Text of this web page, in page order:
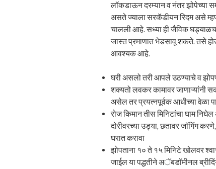
लॉकडाऊन दरम्यान व नंतर झोपेच्या
असते ज्याला सरकॅडीयन रिदम असे
चालली आहे. सध्या ही जैविक
जास्त प्रमाणात भेडसावू शकते. तसे
आवश्यक आहे.
घरी असलो तरी आपले उठण्याचे व
शक्यतो लवकर कामावर जाणाऱ्यांनी
असेल तर प्रयत्नपूर्वक आधीच्या वेळा
रोज किमान तीस मिनिटांचा घाम
दोरीवरच्या उड्या, छतावर जॉगिंग
घरात करावा
झोपताना १० ते १५ मिनिटे खोलवर
जाईल या पद्धतीने अॅबडॉमीनल